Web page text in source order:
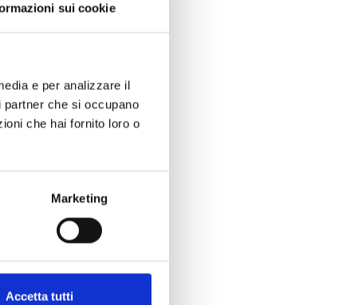
sui cookie
e per analizzare il
che si occupano
che hai fornito loro o
Marketing
Accetta tutti